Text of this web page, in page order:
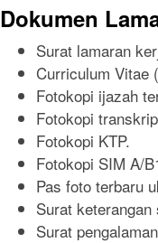
Dokumen
Surat lamaran
Curriculum Vitae
Fotokopi ijazah
Fotokopi
Fotokopi KTP.
Fotokopi SIM A/
Pas foto terbaru
Surat
Surat